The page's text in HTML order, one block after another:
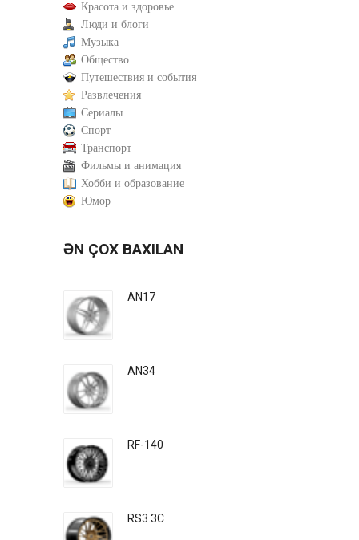
Красота и здоровье
Люди и блоги
Музыка
Общество
Путешествия и события
Развлечения
Сериалы
Спорт
Транспорт
Фильмы и анимация
Хобби и образование
Юмор
ƏN ÇOX BAXILAN
AN17
AN34
RF-140
RS3.3C